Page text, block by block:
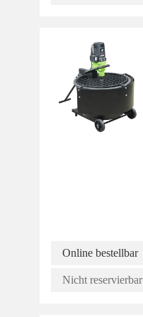
Online bestellbar
Nicht reservierbar